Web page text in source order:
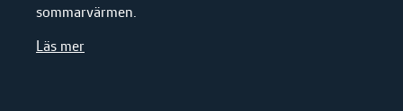
sommarvärmen.
Läs mer